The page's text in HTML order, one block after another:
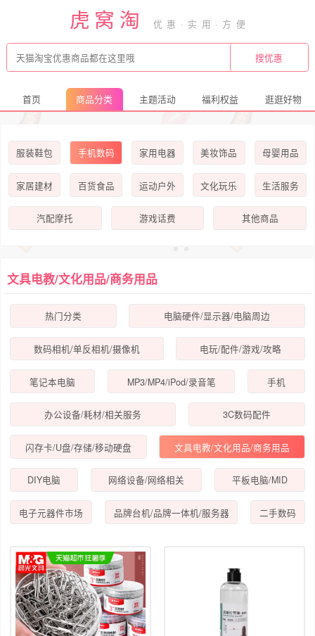
虎窝淘
首页 商品分类 主题活动 福利权益 逛逛好物
服装鞋包 手机数码 家用电器 美妆饰品 母婴用品
家居建材 百货食品 运动户外 文化玩乐 生活服务
汽配摩托 游戏话费 其他商品
文具电教/文化用品/商务用品
热门分类 电脑硬件/显示器/电脑周边
数码相机/单反相机/摄像机 电玩/配件/游戏/攻略
笔记本电脑 MP3/MP4/iPod/录音笔 手机
办公设备/耗材/相关服务 3C数码配件
闪存卡/U盘/存储/移动硬盘 文具电教/文化用品/商务用品
DIY电脑 网络设备/网络相关 平板电脑/MID
电子元器件市场 品牌台机/品牌一体机/服务器 二手数码